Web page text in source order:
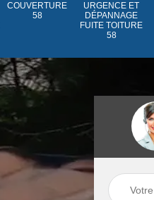
COUVERTURE
58
URGENCE ET
DÉPANNAGE
FUITE TOITURE
58
Nettoyage et
traitement de
toiture 58